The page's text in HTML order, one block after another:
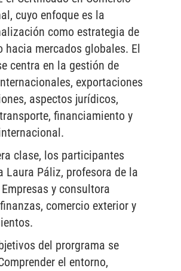
cuyo enfoque es la
como estrategia de
hacia mercados globales. El
centra en la gestión de
exportaciones
aspectos jurídicos,
financiamiento y
clase, los participantes
Laura Páliz, profesora de la
y consultora
comercio exterior y
del prorgrama se
el entorno,